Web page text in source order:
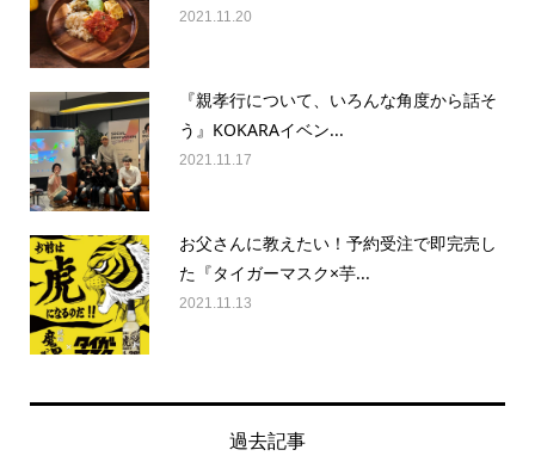
2021.11.20
『親孝行について、いろんな角度から話そ
う』KOKARAイベン...
2021.11.17
お父さんに教えたい！予約受注で即完売し
た『タイガーマスク×芋...
2021.11.13
過去記事